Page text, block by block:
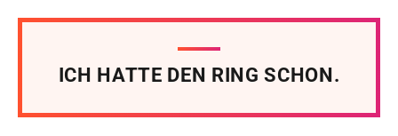
ICH HATTE DEN RING SCHON.